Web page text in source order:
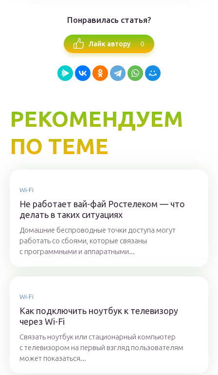
Понравилась статья?
Лайк автору 0
РЕКОМЕНДУЕМ
ПО ТЕМЕ
Wi-Fi
Не работает вай-фай Ростелеком — что
делать в таких ситуациях
Домашние беспроводные точки доступа могут
работать со сбоями, которые связаны
с программными и аппаратными...
Wi-Fi
Как подключить ноутбук к телевизору
через Wi-Fi
Связать ноутбук или стационарный компьютер
с телевизором на первый взгляд пользователям
может показаться...